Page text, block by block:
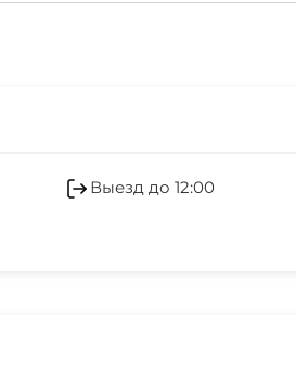
Холодильник
Выезд до 12:00